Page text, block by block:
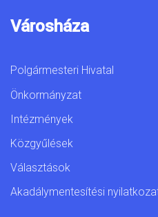
Városháza
Polgármesteri Hivatal
Önkormányzat
Intézmények
Közgyűlések
Választások
Akadálymentesítési